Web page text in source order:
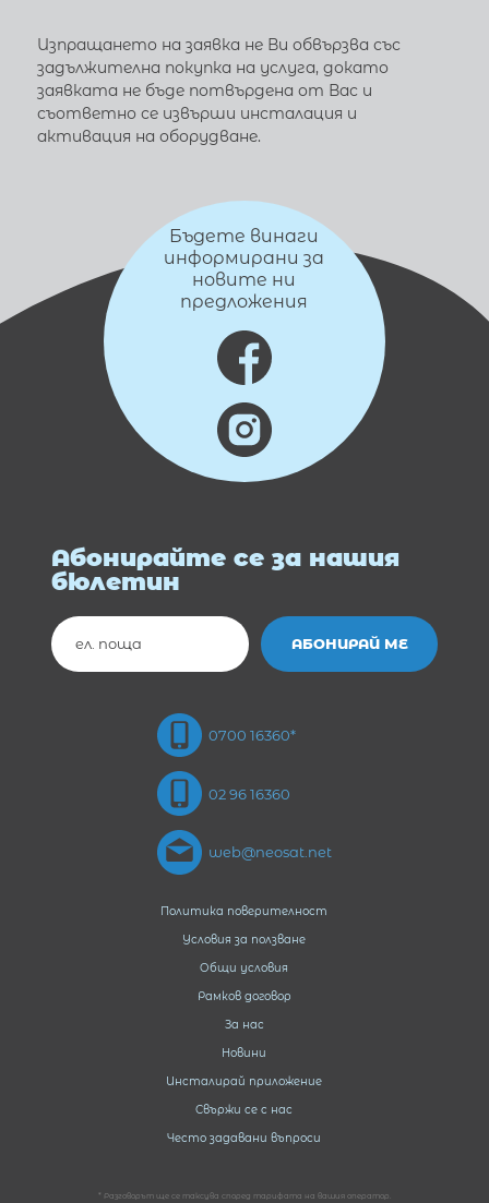
Изпращането на заявка не Ви обвързва със
задължителна покупка на услуга, докато
заявката не бъде потвърдена от Вас и
съответно се извърши инсталация и
активация на оборудване.
Бъдете винаги
информирани за
новите ни
предложения
Абонирайте се за нашия
бюлетин
0700 16360*
02 96 16360
web@neosat.net
Политика поверителност
Условия за ползване
Общи условия
Рамков договор
За нас
Новини
Инсталирай приложение
Свържи се с нас
Често задавани въпроси
* Разговорът ще се таксува според тарифата на вашия оператор.